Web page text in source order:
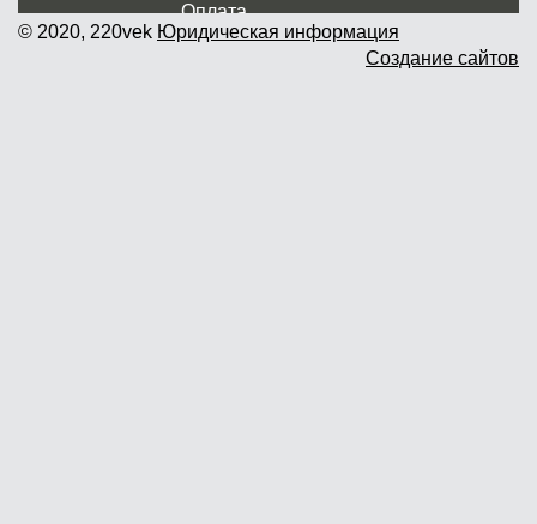
Оплата
Доставка и самовывоз
© 2020, 220vek Юридическая информация
Создание сайтов